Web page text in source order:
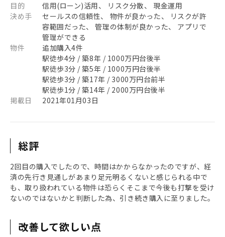
目的
信用(ローン)活用、 リスク分散、 現金運用
決め手
セールスの信頼性、 物件が良かった、 リスクが許
容範囲だった、 管理の体制が良かった、 アプリで
管理ができる
物件
追加購入4件
駅徒歩4分 / 築8年 / 1000万円台後半
駅徒歩3分 / 築5年 / 1000万円台後半
駅徒歩3分 / 築17年 / 3000万円台前半
駅徒歩1分 / 築14年 / 2000万円台後半
掲載日
2021年01月03日
総評
2回目の購入でしたので、時間はかからなかったのですが、経
済の先行き見通しがあまり足元明るくないと感じられる中で
も、取り扱われている物件は恐らくそこまで今後も打撃を受け
ないのではないかと判断した為、引き続き購入に至りました。
改善して欲しい点